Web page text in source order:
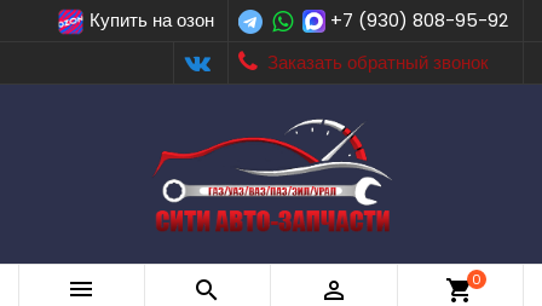
Купить на озон
+7 (930) 808-95-92
Заказать обратный звонок
   shopping_cart0